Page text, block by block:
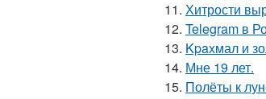
11. Хитрости
12. Telegram в
13. Kpaxмал и
14. Мне 19 лет.
15. Полёты к